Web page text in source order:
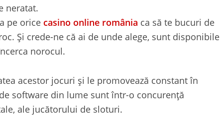
neratat.
pe orice casino online românia ca să te bucuri de
Şi crede-ne că ai de unde alege, sunt disponibile
norocul.
acestor jocuri şi le promovează constant în
software din lume sunt într-o concurență
ale jucătorului de sloturi.